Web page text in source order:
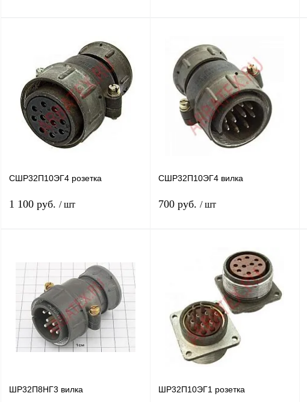
В корзину
Купить в 1 клик Сравнение
В избранное
наличии
Купить в 1 клик Сравнение
В избранное Недоступно
СШР32П10ЭГ4 розетка
1 100 руб. / шт
Купить в 1 клик Сравнение
В избранное
наличии
СШР32П10ЭГ4 вилка
700 руб. / шт
Подписаться
Купить в 1 клик Сравнение
В избранное Недоступно
ШР32П8НГ3 вилка ШР32П10ЭГ1 розетка